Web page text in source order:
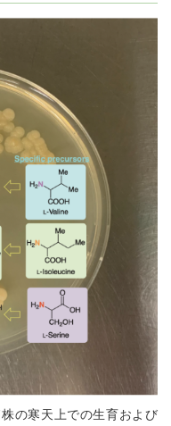
の寒天上での生育および